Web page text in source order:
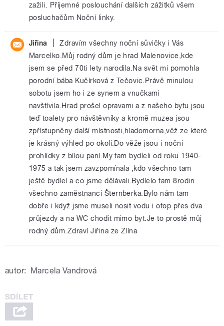
zažili. Příjemné poslouchání dalších zážitků všem
posluchačům Noční linky.
Jiřina
Zdravím všechny noční sůvičky i Vás
Marcelko.Můj rodný dům je hrad Malenovice,kde
jsem se před 70ti lety narodila.Na svět mi pomohla
porodní bába Kučírková z Tečovic.Právě minulou
sobotu jsem ho i ze synem a vnučkami
navštívila.Hrad prošel opravami a z našeho bytu jsou
teď toalety pro návštěvníky a kromě muzea jsou
zpřístupněny další místnosti,hladomorna,věž ze které
je krásný výhled po okolí.Do věže jsou i noční
prohlídky z bílou paní.My tam bydleli od roku 1940-
1975 a tak jsem zavzpomínala ,kdo všechno tam
ještě bydlel a co jsme dělávali.Bydlelo tam 8rodin
všechno zaměstnanci Šternberka.Bylo nám tam
dobře i když jsme museli nosit vodu i otop přes dva
průjezdy a na WC chodit mimo byt.Je to prostě můj
rodný dům.Zdraví Jiřina ze Zlína
autor: Marcela Vandrová